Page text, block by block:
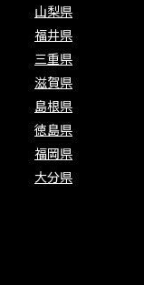
山梨県
福井県
三重県
滋賀県
島根県
徳島県
福岡県
大分県